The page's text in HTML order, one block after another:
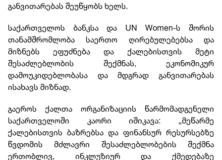
განვითარებას შეუწყობს ხელს.
საქართველოს ბანკსა და UN Women-ს შორის
თანამშრომლობა საერთო ღირებულებებსა და
მიზნებს ეფუძნება და ქალებისთვის მეტი
შესაძლებლობის შექმნას, ეკონომიკურ
დამოუკიდებლობასა და მდგრად განვითარებას
ისახავს მიზნად.
გაეროს ქალთა ორგანიზაციის წარმომადგენელი
საქართველოში კაორი იშიკავა: „მეწარმე
ქალებისთვის ბაზრებსა და ფინანსურ რესურსებზე
წვდომის მძლავრი შესაძლებლობების შექმნა
ერთობლივ, ინკლუზიურ და ქმედებაზე